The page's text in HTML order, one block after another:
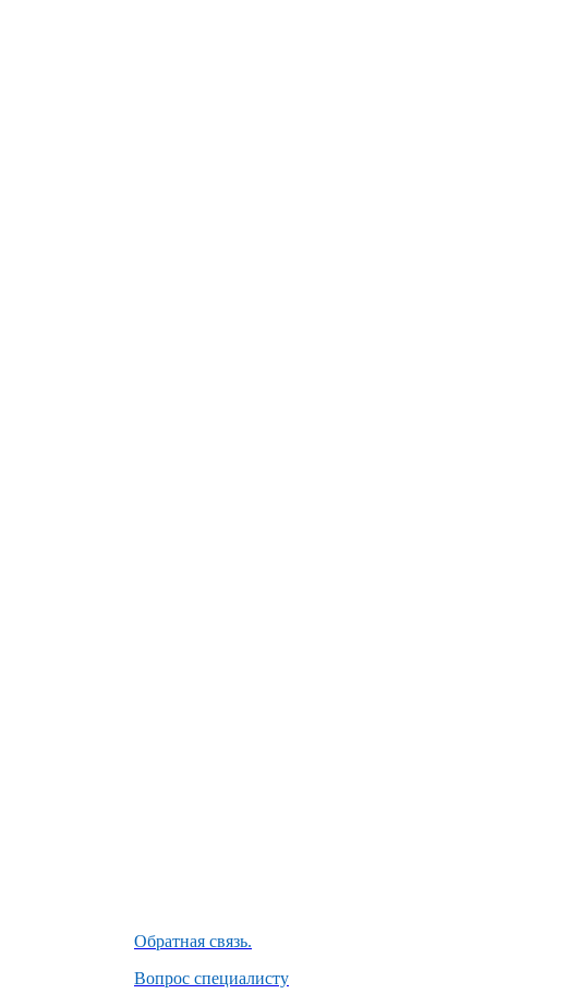
Обратная связь.
Вопрос специалисту